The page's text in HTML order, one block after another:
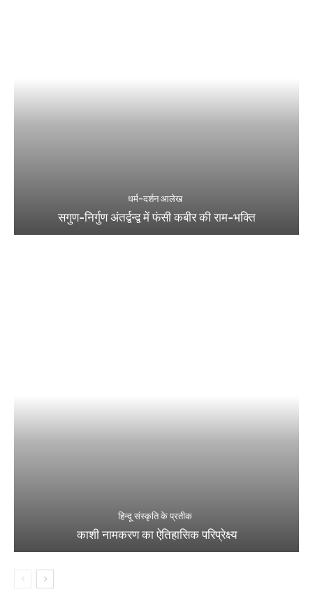
धर्म-दर्शन आलेख
सगुण-निर्गुण अंतर्द्वन्द्व में फंसी कबीर की राम-भक्ति
हिन्दू संस्कृति के प्रतीक
काशी नामकरण का ऐतिहासिक परिप्रेक्ष्य